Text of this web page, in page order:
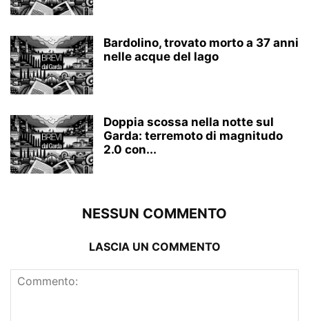
Bardolino, trovato morto a 37 anni
nelle acque del lago
Doppia scossa nella notte sul
Garda: terremoto di magnitudo
2.0 con...
NESSUN COMMENTO
LASCIA UN COMMENTO